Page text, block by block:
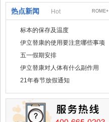
热点新闻 Hot ROME+
标本的保存及温度
伊立替康的使用要注意哪些事项
五一假期安排
伊立替康对人体有什么副作用
21年春节放假通知